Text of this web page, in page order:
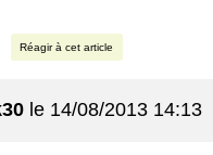
Réagir à cet article
le 14/08/2013 14:13